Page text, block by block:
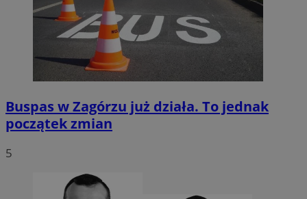
Buspas w Zagórzu już działa. To jednak
początek zmian
5